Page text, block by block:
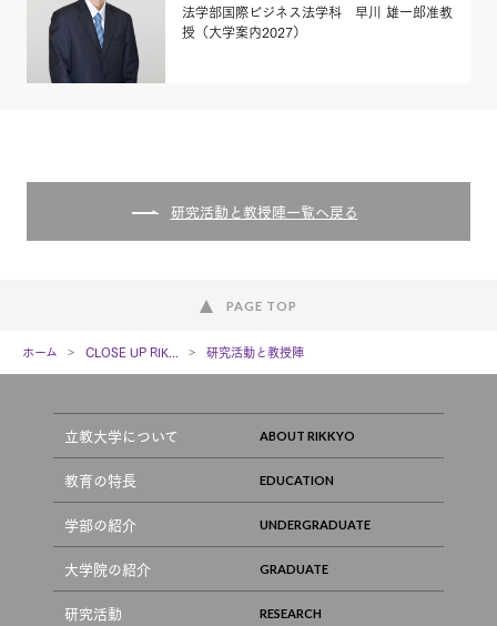
法学部国際ビジネス法学科 早川 雄一郎准教
授（大学案内2027）
研究活動と教授陣一覧へ戻る
PAGE TOP
ホーム CLOSE UP RIK... 研究活動と教授陣
立教大学について
教育の特長
学部の紹介
大学院の紹介
研究活動